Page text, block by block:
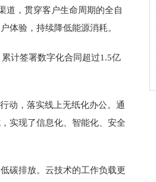
道，贯穿客户生命周期的全自
体验，持续降低能源消耗。
计签署数字化合同超过1.5亿
动，落实线上无纸化办公。通
实现了信息化、智能化、安全
碳排放。云技术的工作负载更